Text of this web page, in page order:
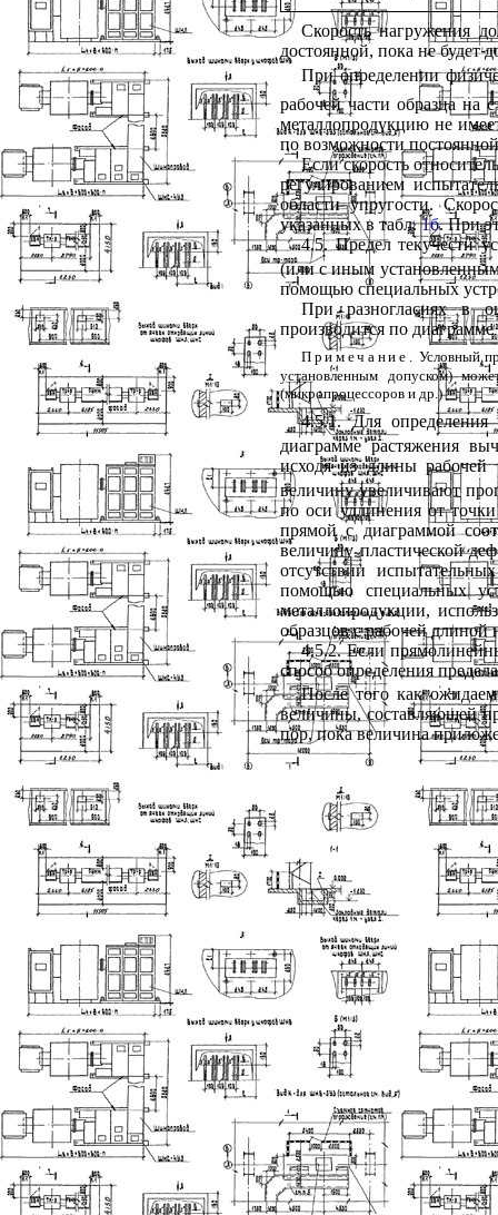
Скорость нагружения
достоянной, пока не будет
При определении
рабочей части образца на
металлопродукцию не
по возможности
Если скорость
регулированием
области упругости.
указанных в табл.1б. При
4.5. Предел текучести
(или с иным
помощью специальных
При разногласиях в
производится по
Примечание.
Условный
установленным допуском)
(микропроцессоров и др.)
4.5.1. Для определения
диаграмме растяжения
исходя из длины рабочей
величину увеличивают
по оси удлинения от
прямой с диаграммой
величину пластической
отсутствии
помощью специальных
металлопродукции,
образцов с рабочей длиной
4.5.2. Если
способ определения
После того как
величины, составляющей
пор, пока величина